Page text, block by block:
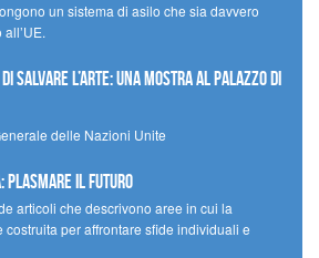
un sistema di asilo che sia davvero
salvare l’arte: una mostra al Palazzo di
delle Nazioni Unite
plasmare il futuro
articoli che descrivono aree in cui la
per affrontare sfide individuali e